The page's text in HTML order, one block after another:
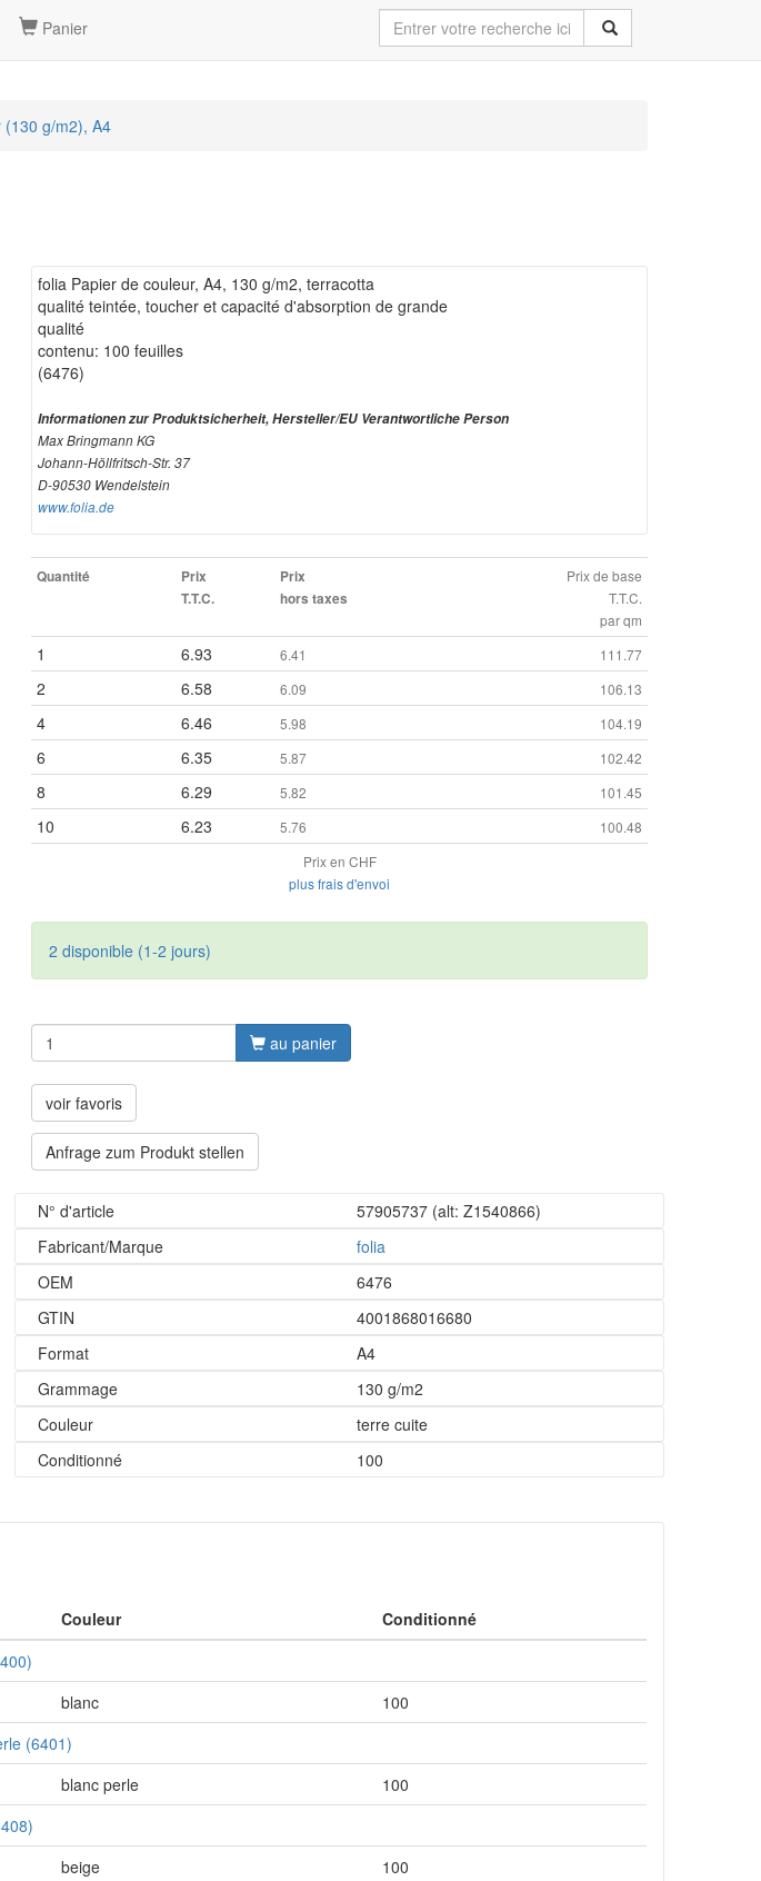
Panier
(130 g/m2), A4
folia Papier de couleur, A4, 130 g/m2, terracotta
qualité teintée, toucher et capacité d'absorption de grande
qualité
contenu: 100 feuilles
(6476)
Informationen zur Produktsicherheit, Hersteller/EU Verantwortliche Person
Max Bringmann KG
Johann-Höllfritsch-Str. 37
D-90530 Wendelstein
www.folia.de
Quantité
Prix
T.T.C.
Prix
hors taxes
Prix de base
T.T.C.
par qm
1 6.93 6.41 111.77
2 6.58 6.09 106.13
4 6.46 5.98 104.19
6 6.35 5.87 102.42
8 6.29 5.82 101.45
10 6.23 5.76
100.48
Prix en CHF
plus frais d'envoi
2 disponible (1-2 jours)
au panier
voir favoris
Anfrage zum Produkt stellen
N° d'article 57905737(alt: Z1540866)
Fabricant/Marque
folia
OEM
6476
GTIN
4001868016680
Format
A4
Grammage
130 g/m2
Couleur
terre cuite
Conditionné
100
Couleur
Conditionné
blanc
100
(6401)
blanc perle
100
beige
100